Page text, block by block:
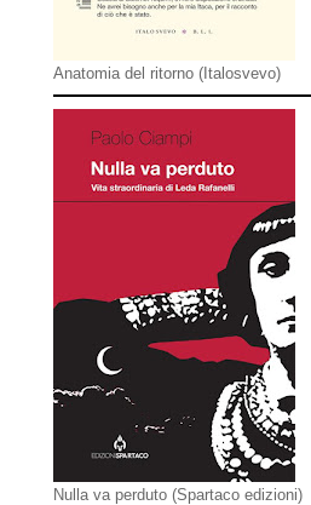
Anatomia del ritorno (Italosvevo)
Nulla va perduto (Spartaco edizioni)